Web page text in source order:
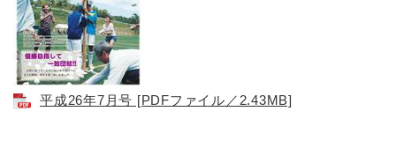
平成26年7月号 [PDFファイル／2.43MB]